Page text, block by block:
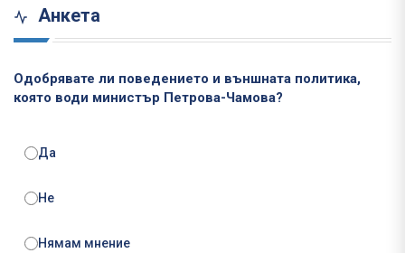
Анкета
Одобрявате ли поведението и външната политика,
която води министър Петрова-Чамова?
Да
Не
Нямам мнение